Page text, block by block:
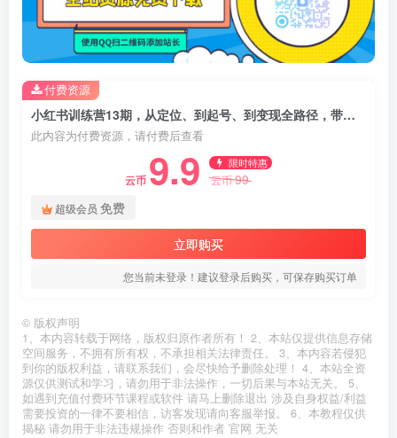
小红书训练营13期，从定位、到起号、到变现全路径，带你快速打通爆款任督二脉
此内容为付费资源，请付费后查看
云币 9.9 限时特惠
云币99
超级会员 免费
立即购买
您当前未登录！建议登录后购买，可保存购买订单
付费资源
© 版权声明
1、本内容转载于网络，版权归原作者所有！ 2、本站仅提供信息存储
空间服务，不拥有所有权，不承担相关法律责任。 3、本内容若侵犯
到你的版权利益，请联系我们，会尽快给予删除处理！ 4、本站全资
源仅供测试和学习，请勿用于非法操作，一切后果与本站无关。 5、
如遇到充值付费环节课程或软件 请马上删除退出 涉及自身权益/利益
需要投资的一律不要相信，访客发现请向客服举报。 6、本教程仅供
揭秘 请勿用于非法违规操作 否则和作者 官网 无关